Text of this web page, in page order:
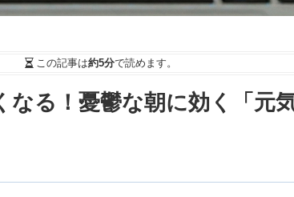
この記事は約5分で読めます。
なる！憂鬱な朝に効く「元